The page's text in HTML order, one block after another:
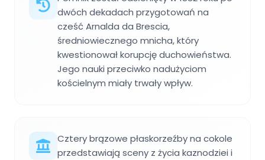
dwóch dekadach przygotowań na
cześć Arnalda da Brescia,
średniowiecznego mnicha, który
kwestionował korupcję duchowieństwa.
Jego nauki przeciwko nadużyciom
kościelnym miały trwały wpływ.
Cztery brązowe płaskorzeźby na cokole
przedstawiają sceny z życia kaznodziei i